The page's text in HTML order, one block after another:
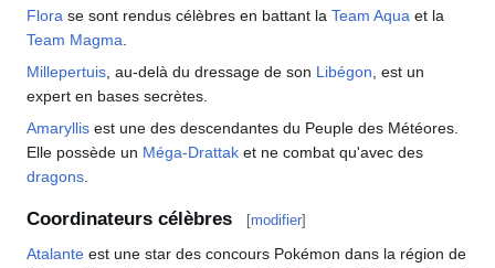
Flora se sont rendus célèbres en battant la Team Aqua et la
Team Magma
Millepertuis , au-delà du dressage de son Libégon , est un
expert en bases secrètes.
Amaryllis est une des descendantes du Peuple des Météores.
Elle possède un Méga-Drattak et ne combat qu'avec des
dragons
Coordinateurs célèbres [modifier]
Atalante est une star des concours Pokémon dans la région de